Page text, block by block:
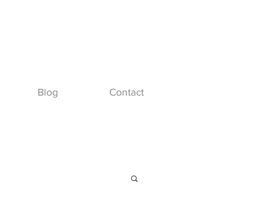
Blog Contact